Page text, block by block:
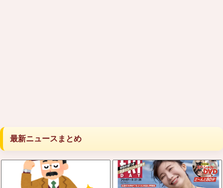
最新ニュースまとめ